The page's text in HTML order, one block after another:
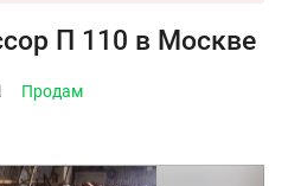
П 110 в Москве
Продам